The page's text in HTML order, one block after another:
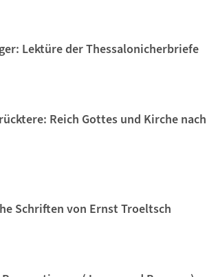
Lektüre der Thessalonicherbriefe
Reich Gottes und Kirche
Schriften von Ernst Troeltsch